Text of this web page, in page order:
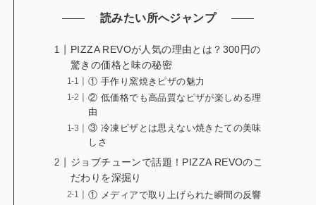
読みたい所へジャンプ
PIZZA REVOが人気の理由とは？300円の
驚きの価格と味の秘密
① 手作り窯焼きピザの魅力
② 低価格でも高品質なピザが楽しめる理
由
③ 冷凍ピザとは思えない焼きたての美味
しさ
ジョブチューンで話題！PIZZA REVOのこ
だわりを深掘り
① メディアで取り上げられた瞬間の反響